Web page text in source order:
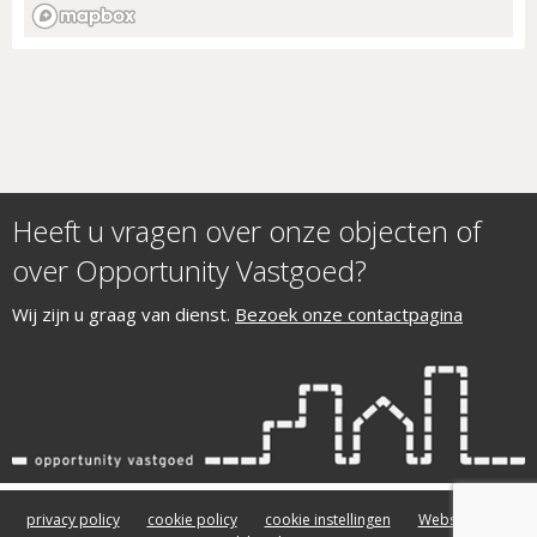
Heeft u vragen over onze objecten of
over Opportunity Vastgoed?
Wij zijn u graag van dienst. Bezoek onze contactpagina
privacy policy cookie policy cookie instellingen
Website door